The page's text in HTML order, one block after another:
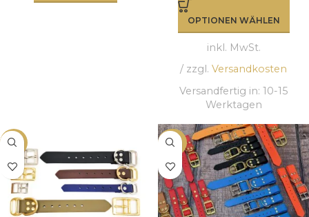
OPTIONEN WÄHLEN
inkl. MwSt.
/ zzgl. Versandkosten
Versandfertig in: 10-15
Werktagen
-10% -23%